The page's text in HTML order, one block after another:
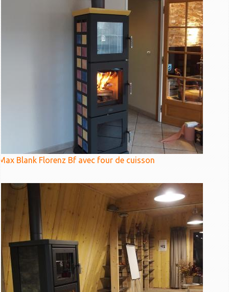
Blank Florenz Bf avec four de cuisson